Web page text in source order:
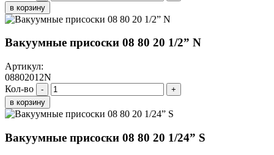
в корзину
Вакуумные присоски 08 80 20 1/2” N
Артикул:
08802012N
Кол-во
-
+
в корзину
Вакуумные присоски 08 80 20 1/24” S